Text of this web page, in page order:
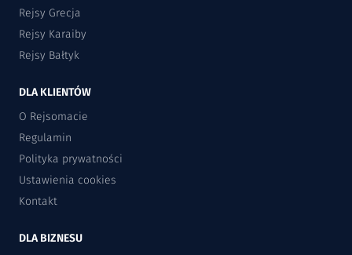
Rejsy Grecja
Rejsy Karaiby
Rejsy Bałtyk
DLA KLIENTÓW
O Rejsomacie
Regulamin
Polityka prywatności
Ustawienia cookies
Kontakt
DLA BIZNESU